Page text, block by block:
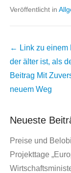
Veröffentlicht in
Beitrags
Übersicht
← Link zu einem
der älter ist, als
Beitrag Mit
neuem Weg
Neueste
Preise und
Projekttage